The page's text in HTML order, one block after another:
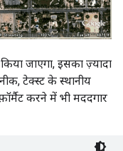
जाएगा, इसका ज़्यादा
टेक्स्ट के स्थानीय
करने में भी मददगार